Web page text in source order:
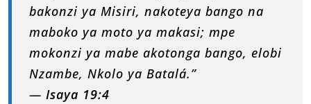
bakonzi ya Misiri, nakoteya bango na
maboko ya moto ya makasi; mpe
mokonzi ya mabe akotonga bango, elobi
Nzambe, Nkolo ya Batalá.”
— Isaya 19:4